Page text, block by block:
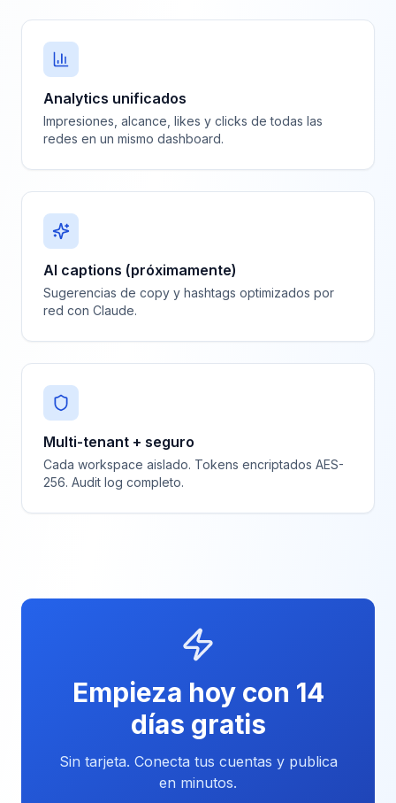
Analytics unificados
Impresiones, alcance, likes y clicks de todas las
redes en un mismo dashboard.
AI captions (próximamente)
Sugerencias de copy y hashtags optimizados por
red con Claude.
Multi-tenant + seguro
Cada workspace aislado. Tokens encriptados AES-
256. Audit log completo.
Empieza hoy con 14
días gratis
Sin tarjeta. Conecta tus cuentas y publica
en minutos.